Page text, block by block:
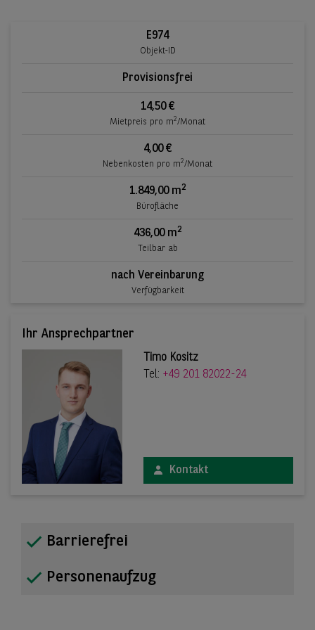
E974
Objekt-ID
Provisionsfrei
14,50 €
Mietpreis pro m2/Monat
4,00 €
Nebenkosten pro m2/Monat
1.849,00 m2
Bürofläche
436,00 m2
Teilbar ab
nach Vereinbarung
Verfügbarkeit
Ihr Ansprechpartner
Timo Kositz
Tel: +49 201 82022-24
Kontakt
Barrierefrei
Personenaufzug